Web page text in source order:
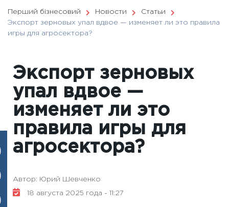
Перший бізнесовий Новости
Статьи
Экспорт зерновых упал вдвое — изменяет ли это правила
игры для агросектора?
Экспорт зерновых
упал вдвое —
изменяет ли это
правила игры для
агросектора?
Автор: Юрий Шевченко
18 августа 2025 года - 11:27